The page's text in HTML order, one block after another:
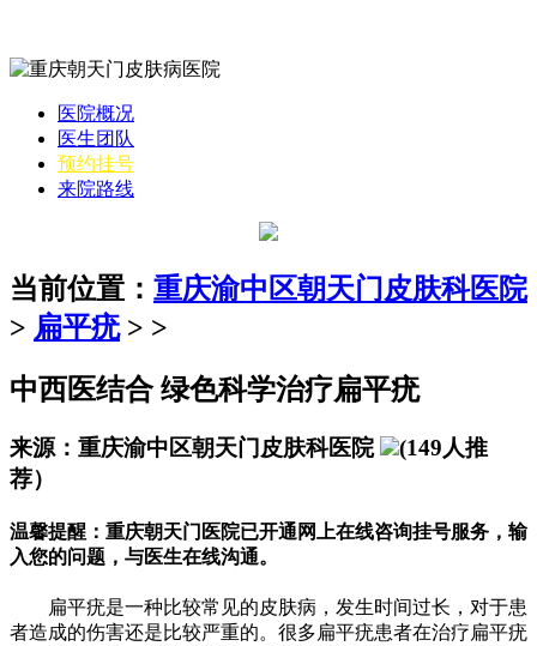
医院概况
医生团队
预约挂号
来院路线
当前位置： 重庆渝中区朝天门皮肤科医院
> 扁平疣> >
中西医结合 绿色科学治疗扁平疣
来源：重庆渝中区朝天门皮肤科医院
(149人推
荐）
温馨提醒： 重庆朝天门医院已开通网上在线咨询挂号服务，输
入您的问题，与医生在线沟通。
扁平疣是一种比较常见的皮肤病，发生时间过长，对于患
者造成的伤害还是比较严重的。很多扁平疣患者在治疗扁平疣